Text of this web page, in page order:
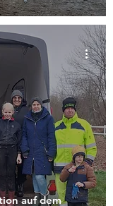
auf dem